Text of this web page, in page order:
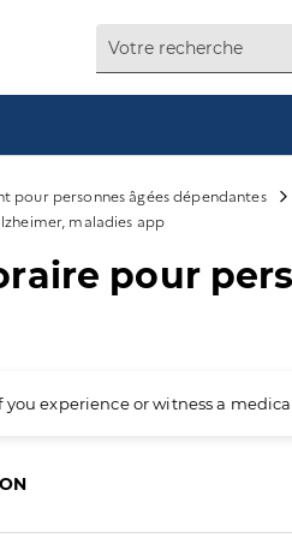
pour personnes âgées dépendantes
maladies app
pour
you experience or witness a